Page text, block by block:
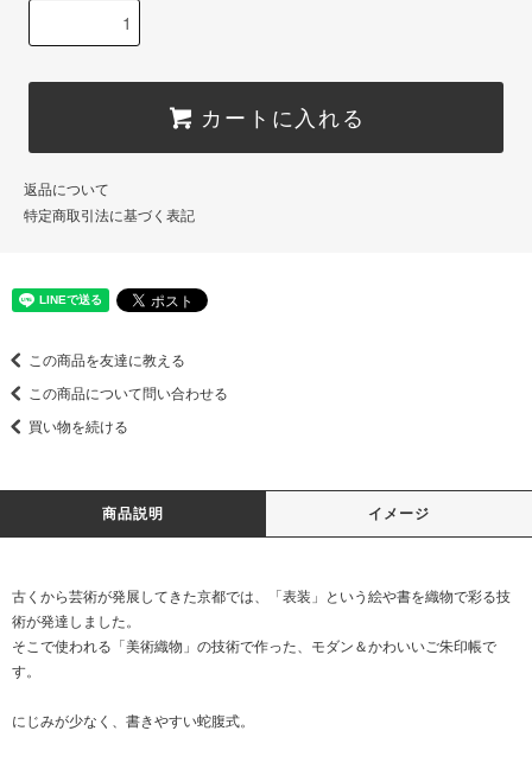
カートに入れる
返品について
特定商取引法に基づく表記
この商品を友達に教える
この商品について問い合わせる
買い物を続ける
商品説明 イメージ
古くから芸術が発展してきた京都では、「表装」という絵や書を織物で彩る技
術が発達しました。
そこで使われる「美術織物」の技術で作った、モダン＆かわいいご朱印帳で
す。
にじみが少なく、書きやすい蛇腹式。